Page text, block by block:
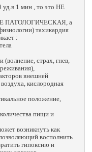
1 мин , то это НЕ
НЕ ПАТОЛОГИЧЕСКАЯ, а
тахикардия
:
страх, гнев,
внешней
кислородная
положение,
пищи и
возникнуть как
восполнить
гипоксию и